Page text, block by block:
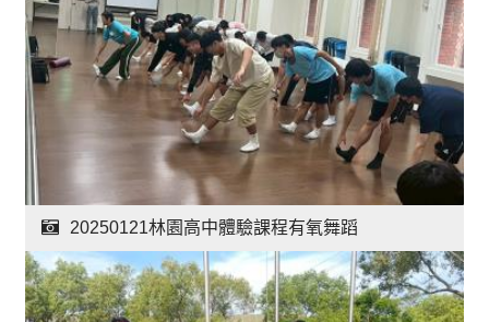
20250121林園高中體驗課程有氧舞蹈